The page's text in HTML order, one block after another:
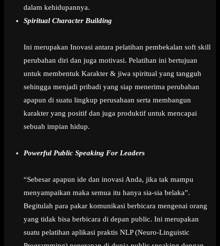
dalam kehidupannya.
Spiritual Character Building
Ini merupakan Inovasi antara pelatihan pembekalan soft skill
perubahan diri dan juga motivasi. Pelatihan ini bertujuan
untuk membentuk Karakter & jiwa spiritual yang tangguh
sehingga menjadi pribadi yang siap menerima perubahan
apapun di suatu lingkup perusahaan serta membangun
karakter yang positif dan juga produktif untuk mencapai
sebuah impian hidup.
Powerful Public Speaking For Leaders
“Sebesar apapun ide dan inovasi Anda, jika tak mampu
menyampaikan maka semua itu hanya sia-sia belaka”.
Begitulah para pakar komunikasi berbicara mengenai orang
yang tidak bisa berbicara di depan public. Ini merupakan
suatu pelatihan aplikasi praktis NLP (Neuro-Linguistic